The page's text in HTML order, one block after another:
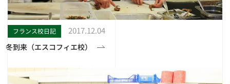
フランス校日記 2017.12.04
冬到来（エスコフィエ校）